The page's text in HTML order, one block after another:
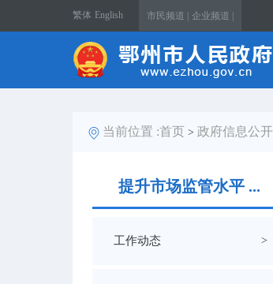
繁体 English 市民频道 | 企业频道 |
当前位置 :首页 > 政府信息公开
提升市场监管水平 ...
工作动态 >